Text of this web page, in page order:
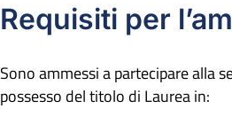
Requisiti per
Sono ammessi a partecipare alla
possesso del titolo di Laurea in: